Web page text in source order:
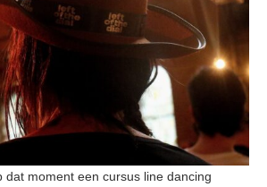
dat moment een cursus line dancing